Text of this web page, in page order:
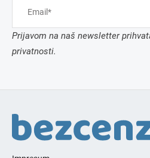
Prijavom na naš newsletter
privatnosti.